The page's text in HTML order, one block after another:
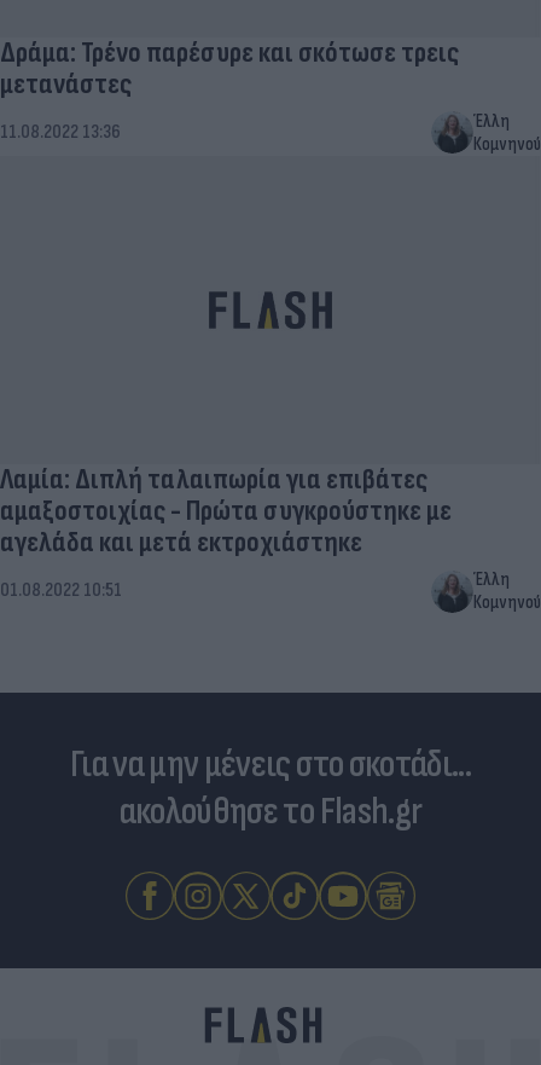
Δράμα: Τρένο παρέσυρε και σκότωσε τρεις
μετανάστες
11.08.2022 13:36
Έλλη
Κομνηνού
Λαμία: Διπλή ταλαιπωρία για επιβάτες
αμαξοστοιχίας - Πρώτα συγκρούστηκε με
αγελάδα και μετά εκτροχιάστηκε
01.08.2022 10:51
Έλλη
Κομνηνού
Για να μην μένεις στο σκοτάδι...
ακολούθησε το Flash.gr